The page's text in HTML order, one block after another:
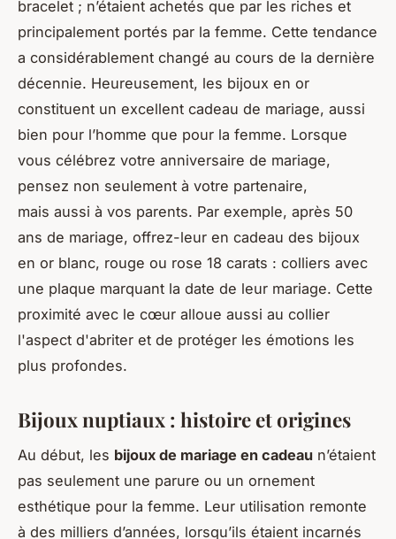
bracelet ; n’étaient achetés que par les riches et
principalement portés par la femme. Cette tendance
a considérablement changé au cours de la dernière
décennie. Heureusement, les bijoux en or
constituent un excellent cadeau de mariage, aussi
bien pour l’homme que pour la femme. Lorsque
vous célébrez votre anniversaire de mariage,
pensez non seulement à votre partenaire,
mais aussi à vos parents. Par exemple, après 50
ans de mariage, offrez-leur en cadeau des bijoux
en or blanc, rouge ou rose 18 carats : colliers avec
une plaque marquant la date de leur mariage. Cette
proximité avec le cœur alloue aussi au collier
l'aspect d'abriter et de protéger les émotions les
plus profondes.
Bijoux nuptiaux : histoire et origines
Au début, les bijoux de mariage en cadeau n’étaient
pas seulement une parure ou un ornement
esthétique pour la femme. Leur utilisation remonte
à des milliers d’années, lorsqu’ils étaient incarnés